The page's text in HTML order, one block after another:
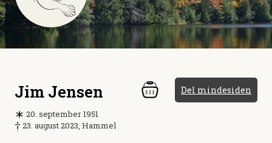
Jim Jensen Del mindesiden
20. september 1951
23. august 2023, Hammel